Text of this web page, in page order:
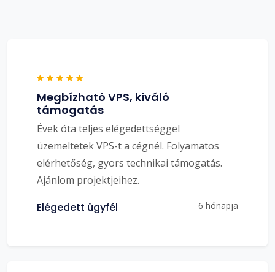
Megbízható VPS, kiváló
támogatás
Évek óta teljes elégedettséggel
üzemeltetek VPS-t a cégnél. Folyamatos
elérhetőség, gyors technikai támogatás.
Ajánlom projektjeihez.
Elégedett ügyfél 6 hónapja